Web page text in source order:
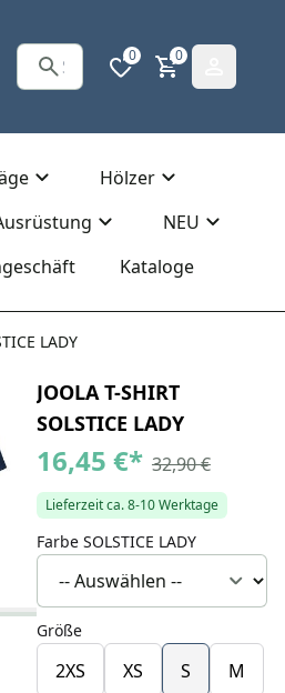
0 0
Hölzer
NEU
Kataloge
LADY
JOOLA T-SHIRT
SOLSTICE LADY
16,45 €* 32,90 €
Lieferzeit ca. 8-10 Werktage
Farbe SOLSTICE LADY
Größe
2XS XS S M